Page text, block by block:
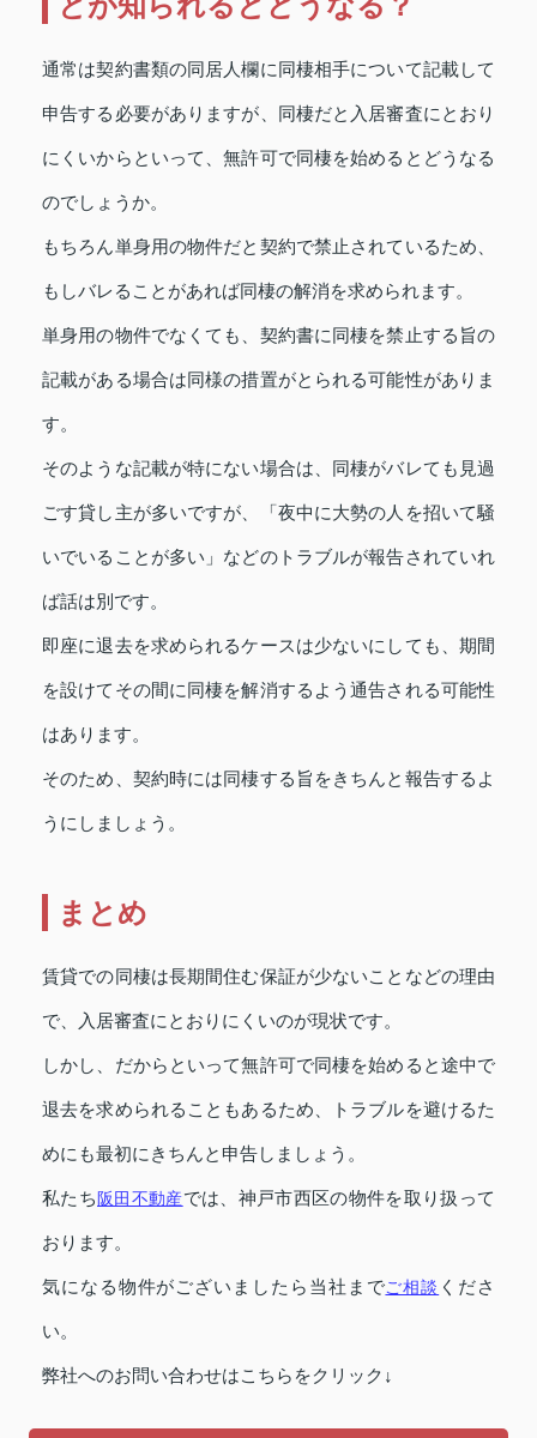
通常は契約書類の同居人欄に同棲相手について記載して
申告する必要がありますが、同棲だと入居審査にとおり
にくいからといって、無許可で同棲を始めるとどうなる
のでしょうか。
もちろん単身用の物件だと契約で禁止されているため、
もしバレることがあれば同棲の解消を求められます。
単身用の物件でなくても、契約書に同棲を禁止する旨の
記載がある場合は同様の措置がとられる可能性がありま
す。
そのような記載が特にない場合は、同棲がバレても見過
ごす貸し主が多いですが、「夜中に大勢の人を招いて騒
いでいることが多い」などのトラブルが報告されていれ
ば話は別です。
即座に退去を求められるケースは少ないにしても、期間
を設けてその間に同棲を解消するよう通告される可能性
はあります。
そのため、契約時には同棲する旨をきちんと報告するよ
うにしましょう。
まとめ
賃貸での同棲は長期間住む保証が少ないことなどの理由
で、入居審査にとおりにくいのが現状です。
しかし、だからといって無許可で同棲を始めると途中で
退去を求められることもあるため、トラブルを避けるた
めにも最初にきちんと申告しましょう。
私たち 阪田不動産では、神戸市西区の物件を取り扱って
おります。
気になる物件がございましたら当社までご相談 くださ
い。
弊社へのお問い合わせはこちらをクリック↓